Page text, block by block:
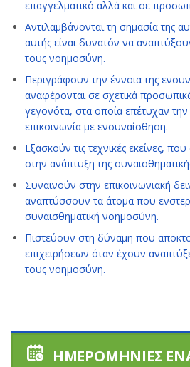
επαγγελματικό αλλά και σε
Αντιλαμβάνονται τη σημασία της
αυτής είναι δυνατόν να
τους νοημοσύνη.
Περιγράφουν την έννοια της
αναφέρονται σε σχετικά
γεγονότα, στα οποία επέτυχαν την
επικοινωνία με ενσυναίσθηση.
Εξασκούν τις τεχνικές εκείνες,
στην ανάπτυξη της
Συναινούν στην επικοινωνιακή
αναπτύσσουν τα άτομα που
συναισθηματική νοημοσύνη.
Πιστεύουν στη δύναμη που
επιχειρήσεων όταν έχουν
τους νοημοσύνη.
ΗΜΕΡΟΜΗΝΙΕΣ